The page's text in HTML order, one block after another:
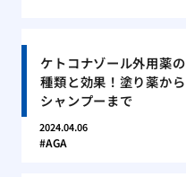
ケトコナゾール外用薬の
種類と効果！塗り薬から
シャンプーまで
2024.04.06
AGA